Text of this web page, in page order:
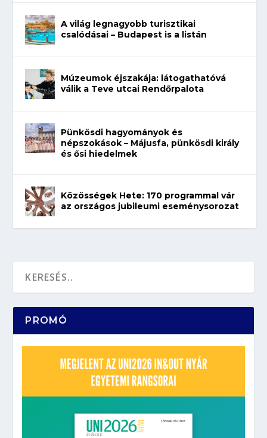
A világ legnagyobb turisztikai
csalódásai – Budapest is a listán
Múzeumok éjszakája: látogathatóvá
válik a Teve utcai Rendőrpalota
Pünkösdi hagyományok és
népszokások – Májusfa, pünkösdi király
és ősi hiedelmek
Közösségek Hete: 170 programmal vár
az országos jubileumi eseménysorozat
PROMÓ